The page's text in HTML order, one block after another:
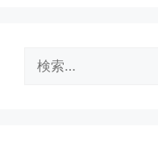
索: